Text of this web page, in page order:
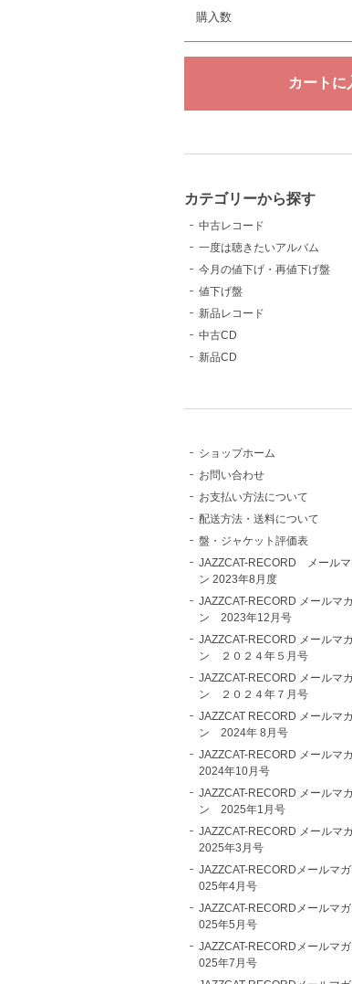
購入数
カテゴリーから探す
中古レコード
一度は聴きたいアルバム
今月の値下げ・再値下げ盤
値下げ盤
新品レコード
中古CD
新品CD
ショップホーム
お問い合わせ
お支払い方法について
配送方法・送料について
盤・ジャケット評価表
JAZZCAT-RECORD メールマ
ン 2023年8月度
JAZZCAT-RECORD メールマ
ン 2023年12月号
JAZZCAT-RECORD メールマ
ン ２０２４年５月号
JAZZCAT-RECORD メールマ
ン ２０２４年７月号
JAZZCAT RECORD メールマ
ン 2024年 8月号
JAZZCAT-RECORD メールマ
2024年10月号
JAZZCAT-RECORD メールマ
ン 2025年1月号
JAZZCAT-RECORD メールマ
2025年3月号
JAZZCAT-RECORDメールマ
025年4月号
JAZZCAT-RECORDメールマ
025年5月号
JAZZCAT-RECORDメールマ
025年7月号